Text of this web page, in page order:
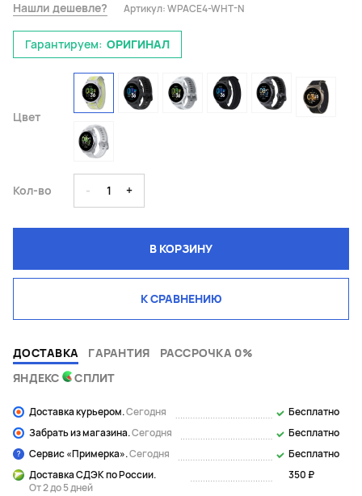
Нашли дешевле? Артикул:WPACE4-WHT-N
Гарантируем: ОРИГИНАЛ
Цвет
Кол-во - 1 +
В КОРЗИНУ
К СРАВНЕНИЮ
ДОСТАВКА ГАРАНТИЯ
РАССРОЧКА 0%
ЯНДЕКС
СПЛИТ
Доставка курьером.Сегодня
Бесплатно
Забрать из магазина.Сегодня
Бесплатно
Сервис «Примерка».Сегодня
Бесплатно
Доставка СДЭК по России.
От 2 до 5 дней
350 ₽